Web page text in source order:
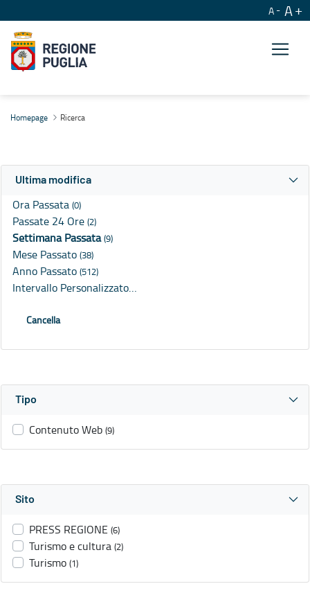
A A
Homepage Ricerca
Ultima modifica
Ora Passata (0)
Passate 24 Ore (2)
Settimana Passata(9)
Mese Passato (38)
Anno Passato (512)
Intervallo Personalizzato…
Cancella
Tipo
Contenuto Web (9)
Sito
PRESS REGIONE (6)
Turismo e cultura (2)
Turismo (1)